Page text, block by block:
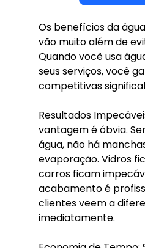
Os benefícios da
vão muito além de
Quando você usa
seus serviços, você
competitivas
Resultados
vantagem é óbvia.
água, não há
evaporação. Vidros
carros ficam
acabamento é
clientes veem a
imediatamente.